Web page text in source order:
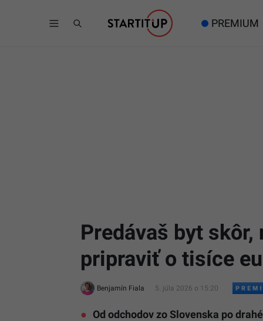
PREMIUM
Predávaš byt
pripraviť o tisíce
Benjamín Fiala 5. júla 2026 o 15:20
Od odchodov zo Slovenska po